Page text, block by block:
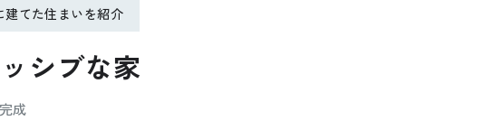
建てた住まいを紹介
シブな家
成